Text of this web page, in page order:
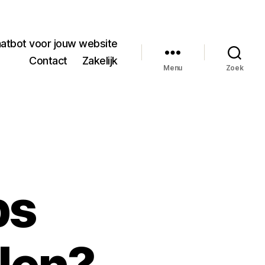
voor jouw website
Contact
Zakelijk
Menu Zoek